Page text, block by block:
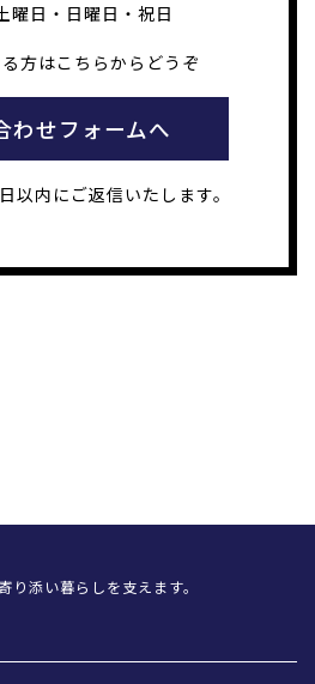
曜日・日曜日・祝日
方はこちらからどうぞ
わせフォームへ
以内にご返信いたします。
添い暮らしを支えます。